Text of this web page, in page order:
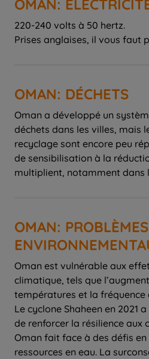
OMAN:
220-240 volts à 50 hertz.
Prises anglaises, il vous faut
OMAN: DÉCHETS
Oman a développé un
déchets dans les villes, mais
recyclage sont encore peu
de sensibilisation à la
multiplient, notamment dans
OMAN: PROBLÈMES
Oman est vulnérable aux
climatique, tels que
températures et la fréquence
Le cyclone Shaheen en 2021
de renforcer la résilience aux
Oman fait face à des défis
ressources en eau. La